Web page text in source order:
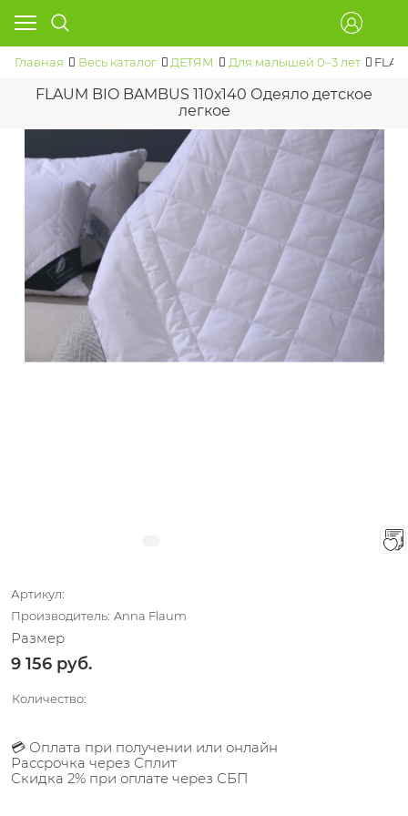
Главная Весь каталог ДЕТЯМ Для малышей 0–3 лет
FLAUM BIO BAMBUS 110х140 Одеяло детское
легкое
Артикул:
Производитель: Anna Flaum
Размер
9 156 руб.
Количество:
💳 Оплата при получении или онлайн
Рассрочка через Сплит
Скидка 2% при оплате через СБП